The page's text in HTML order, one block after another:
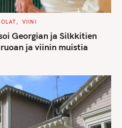
VIINI
Georgian ja Silkkitien
ja viinin muistia